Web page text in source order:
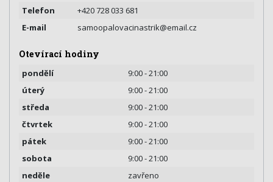
Telefon
+420 728 033 681
E-mail
samoopalovacinastrik@email.cz
Otevírací hodiny
pondělí
9:00 - 21:00
úterý
9:00 - 21:00
středa
9:00 - 21:00
čtvrtek
9:00 - 21:00
pátek
9:00 - 21:00
sobota
9:00 - 21:00
neděle
zavřeno